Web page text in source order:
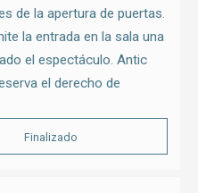
de la apertura de puertas.
la entrada en la sala una
el espectáculo. Antic
el derecho de
Finalizado